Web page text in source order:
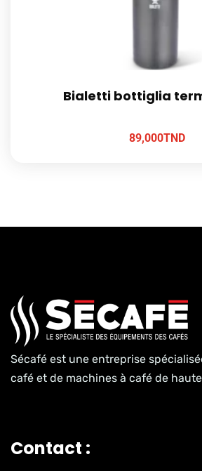
Bialetti bottiglia
89,000TND
Sécafé est une entreprise
café et de machines à café de
Contact :